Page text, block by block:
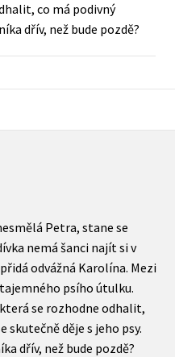
co má podivný
dřív, než bude pozdě?
Petra, stane se
nemá šanci najít si v
odvážná Karolína. Mezi
psího útulku.
se rozhodne odhalit,
skutečně děje s jeho psy.
dřív, než bude pozdě?